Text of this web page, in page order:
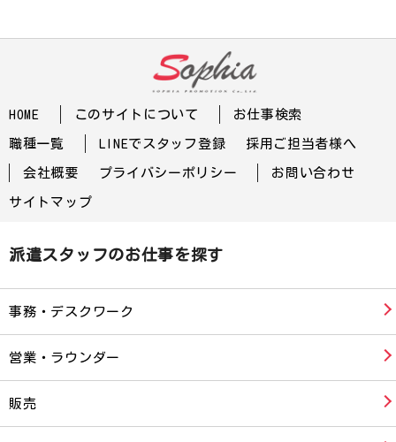
HOME このサイトについて お仕事検索
職種一覧 LINEでスタッフ登録 採用ご担当者様へ
会社概要 プライバシーポリシー お問い合わせ
サイトマップ
派遣スタッフのお仕事を探す
事務・デスクワーク
営業・ラウンダー
販売